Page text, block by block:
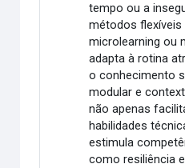
tempo ou a
métodos
microlearning ou
adapta à rotina
o conhecimento
modular e
não apenas
habilidades
estimula
como resiliência